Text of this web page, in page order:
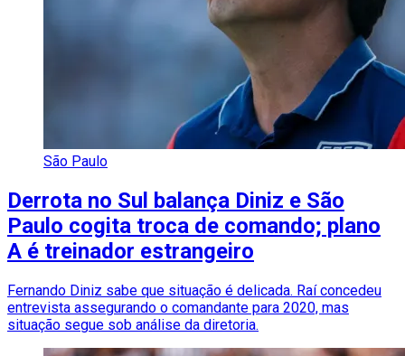
São Paulo
Derrota no Sul balança Diniz e São
Paulo cogita troca de comando; plano
A é treinador estrangeiro
Fernando Diniz sabe que situação é delicada. Raí concedeu
entrevista assegurando o comandante para 2020, mas
situação segue sob análise da diretoria.